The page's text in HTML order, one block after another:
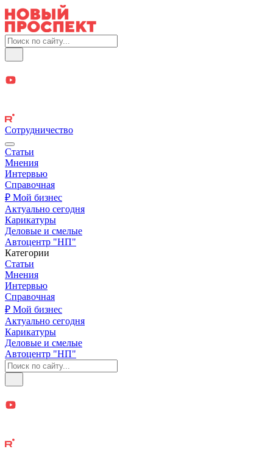
Сотрудничество
Статьи
Мнения
Интервью
Справочная
₽ Мой бизнес
Актуально сегодня
Карикатуры
Деловые и смелые
Автоцентр "НП"
Категории
Статьи
Мнения
Интервью
Справочная
₽ Мой бизнес
Актуально сегодня
Карикатуры
Деловые и смелые
Автоцентр "НП"